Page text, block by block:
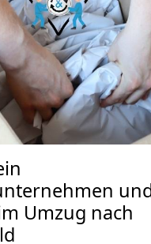
Umzug nach